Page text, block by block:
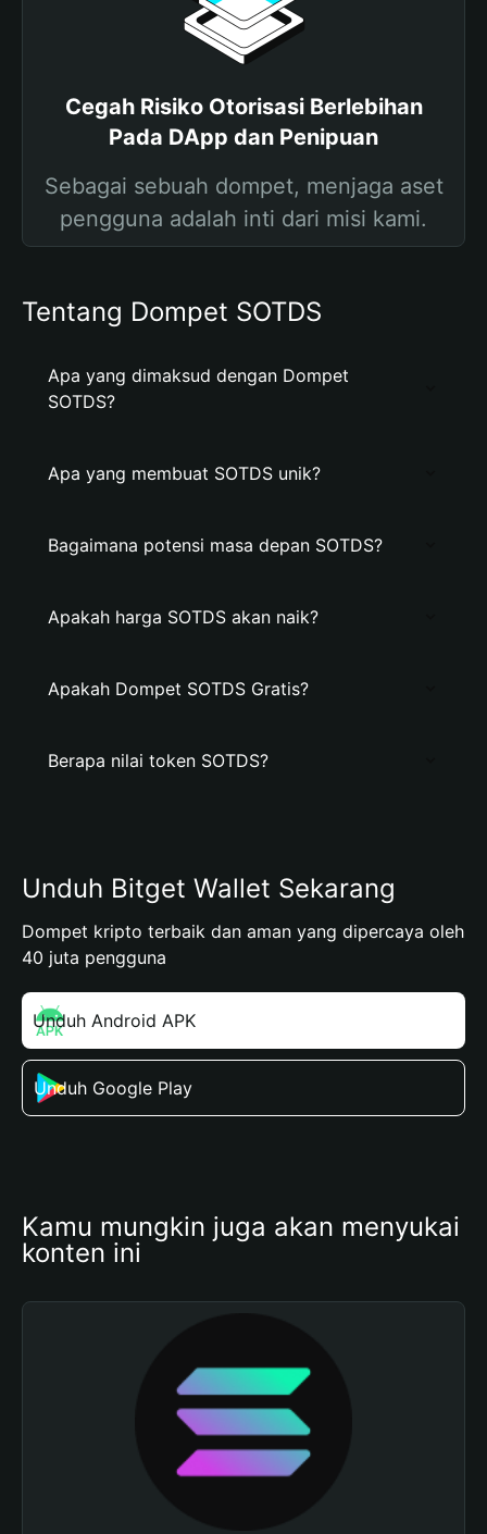
Cegah Risiko Otorisasi Berlebihan
Pada DApp dan Penipuan
Sebagai sebuah dompet, menjaga aset
pengguna adalah inti dari misi kami.
Tentang Dompet SOTDS
Apa yang dimaksud dengan Dompet
SOTDS?
Apa yang membuat SOTDS unik?
Bagaimana potensi masa depan SOTDS?
Apakah harga SOTDS akan naik?
Apakah Dompet SOTDS Gratis?
Berapa nilai token SOTDS?
Unduh Bitget Wallet Sekarang
Dompet kripto terbaik dan aman yang dipercaya oleh
40 juta pengguna
Unduh Android APK
Unduh Google Play
Kamu mungkin juga akan menyukai
konten ini